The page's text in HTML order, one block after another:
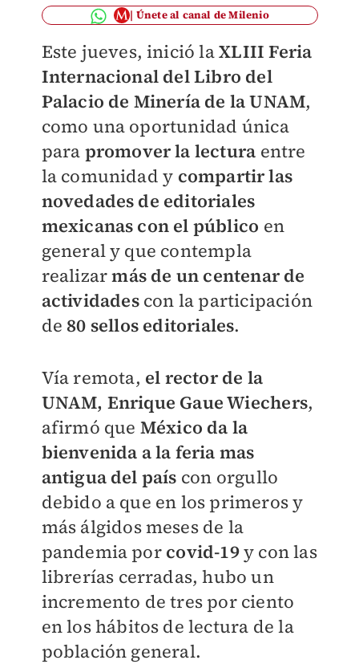
Únete al canal de Milenio
Este jueves, inició laXLIII Feria
Internacional del Libro del
Palacio de Minería de la UNAM,
como una oportunidad única
para promover la lectura entre
la comunidad y compartir las
novedades de editoriales
mexicanas con el público en
general y que contempla
realizarmás de un centenar de
actividadescon la participación
de 80 sellos editoriales.
Vía remota, el rector de la
UNAM, Enrique Gaue Wiechers,
afirmó que México da la
bienvenida a la feria mas
antigua del país con orgullo
debido a que en los primeros y
más álgidos meses de la
pandemia por covid-19y con las
librerías cerradas, hubo un
incremento de tres por ciento
en los hábitos de lectura de la
población general.